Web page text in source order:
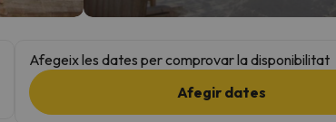
Afegeix les dates per comprovar la disponibilitat
Afegir dates